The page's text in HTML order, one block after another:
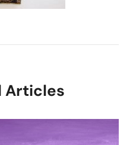
Articles